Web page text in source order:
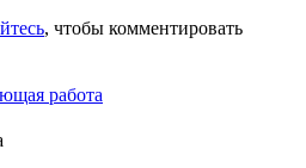
, чтобы комментировать
работа